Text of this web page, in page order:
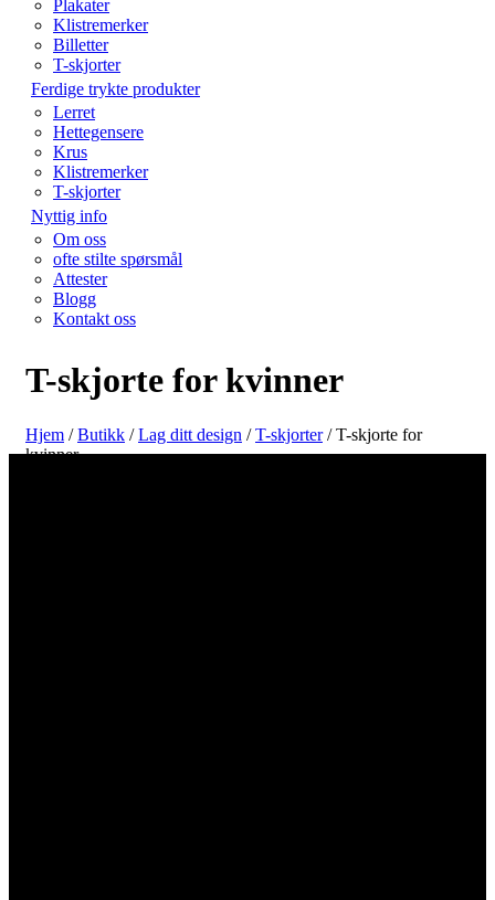
Plakater
Klistremerker
Billetter
T-skjorter
Ferdige trykte produkter
Lerret
Hettegensere
Krus
Klistremerker
T-skjorter
Nyttig info
Om oss
ofte stilte spørsmål
Attester
Blogg
Kontakt oss
T-skjorte for kvinner
Hjem /Butikk /Lag ditt design /T-skjorter/ T-skjorte for
kvinner